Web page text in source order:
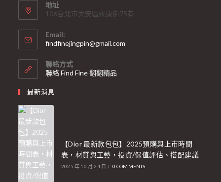
地址
106台北市大安區永康街75巷
Email:
findfinejingpin@gmail.com
聯絡方式
聯絡 Find Fine 翻翻精品
最新消息
【Dior 最新款包包】2025預購與上市時間
表，材質與工藝，投資/保值評估、搭配建議
2025 年 10 月 24 日 / 0 COMMENTS